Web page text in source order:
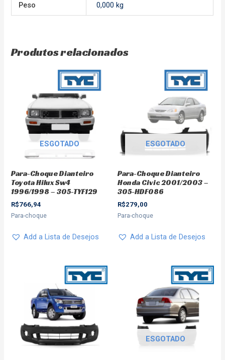
Peso 0,000 kg
Produtos relacionados
ESGOTADO
Para-Choque Dianteiro
Toyota Hilux Sw4
1996/1998 – 305-TYF129
R$766,94
Para-choque
Add a Lista de Desejos
ESGOTADO
Para-Choque Dianteiro
Honda Civic 2001/2003 –
305-HDF086
R$279,00
Para-choque
Add a Lista de Desejos
ESGOTADO